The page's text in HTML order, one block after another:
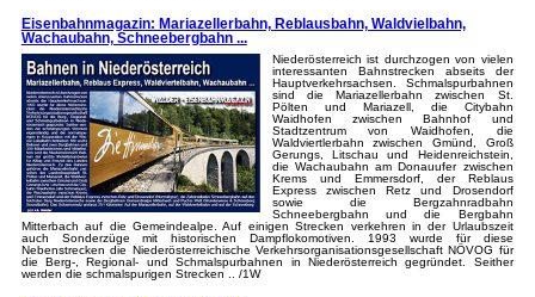
Eisenbahnmagazin: Mariazellerbahn, Reblausbahn, Waldvielbahn,
Wachaubahn, Schneebergbahn ...
Niederösterreich ist durchzogen von vielen
interessanten Bahnstrecken abseits der
Hauptverkehrsachsen. Schmalspurbahnen
sind die Mariazellerbahn zwischen St.
Pölten und Mariazell, die Citybahn
Waidhofen zwischen Bahnhof und
Stadtzentrum von Waidhofen, die
Waldviertlerbahn zwischen Gmünd, Groß
Gerungs, Litschau und Heidenreichstein,
die Wachaubahn am Donauufer zwischen
Krems und Emmersdorf, der Reblaus
Express zwischen Retz und Drosendorf
sowie die Bergzahnradbahn
Schneebergbahn und die Bergbahn
Mitterbach auf die Gemeindealpe. Auf einigen Strecken verkehren in der Urlaubszeit
auch Sonderzüge mit historischen Dampflokomotiven. 1993 wurde für diese
Nebenstrecken die Niederösterreichische Verkehrsorganisationsgesellschaft NÖVOG für
die Berg-, Regional- und Schmalspurbahnen in Niederösterreich gegründet. Seither
werden die schmalspurigen Strecken .. /1W